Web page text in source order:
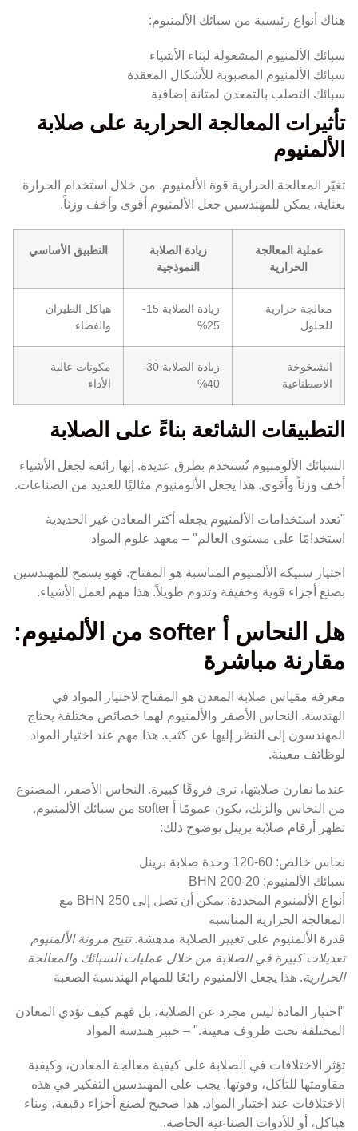
هناك أنواع رئيسية من سبائك الألمنيوم:
سبائك الألمنيوم المشغولة لبناء الأشياء
سبائك الألمنيوم المصبوبة للأشكال المعقدة
سبائك التصلب بالتمعدن لمتانة إضافية
تأثيرات المعالجة الحرارية على صلابة
الألمنيوم
تغيّر المعالجة الحرارية قوة الألمنيوم. من خلال استخدام الحرارة
بعناية، يمكن للمهندسين جعل الألمنيوم أقوى وأخف وزناً.
عملية المعالجة
الحرارية
زيادة الصلابة
النموذجية
التطبيق الأساسي
معالجة حرارية
للحلول
زيادة الصلابة 15-
25%
هياكل الطيران
والفضاء
الشيخوخة
الاصطناعية
زيادة الصلابة 30-
40%
مكونات عالية
الأداء
التطبيقات الشائعة بناءً على الصلابة
السبائك الألومنيوم تُستخدم بطرق عديدة. إنها رائعة لجعل الأشياء
أخف وزناً وأقوى. هذا يجعل الألومنيوم مثاليًا للعديد من الصناعات.
"تعدد استخدامات الألمنيوم يجعله أكثر المعادن غير الحديدية
استخدامًا على مستوى العالم" – معهد علوم المواد
اختيار سبيكة الألمنيوم المناسبة هو المفتاح. فهو يسمح للمهندسين
بصنع أجزاء قوية وخفيفة وتدوم طويلاً. هذا مهم لعمل الأشياء.
هل النحاس أ softer من الألمنيوم:
مقارنة مباشرة
معرفة مقياس صلابة المعدن هو المفتاح لاختيار المواد في
الهندسة. النحاس الأصفر والألمنيوم لهما خصائص مختلفة يحتاج
المهندسون إلى النظر إليها عن كثب. هذا مهم عند اختيار المواد
لوظائف معينة.
عندما نقارن صلابتها، نرى فروقًا كبيرة. النحاس الأصفر، المصنوع
من النحاس والزنك، يكون عمومًا أ softer من سبائك الألمنيوم.
تظهر أرقام صلابة برينل بوضوح ذلك:
نحاس خالص: 60-120 وحدة صلابة برينل
سبائك الألمنيوم: 20-200 BHN
أنواع الألمنيوم المحددة: يمكن أن تصل إلى 250 BHN مع
المعالجة الحرارية المناسبة
قدرة الألمنيوم على تغيير الصلابة مدهشة.تتيح مرونة الألمنيوم
تعديلات كبيرة في الصلابة من خلال عمليات السبائك والمعالجة
الحرارية. هذا يجعل الألمنيوم رائعًا للمهام الهندسية الصعبة
"اختيار المادة ليس مجرد عن الصلابة، بل فهم كيف تؤدي المعادن
المختلفة تحت ظروف معينة." – خبير هندسة المواد
تؤثر الاختلافات في الصلابة على كيفية معالجة المعادن، وكيفية
مقاومتها للتآكل، وقوتها. يجب على المهندسين التفكير في هذه
الاختلافات عند اختيار المواد. هذا صحيح لصنع أجزاء دقيقة، وبناء
هياكل، أو للأدوات الصناعية الخاصة.